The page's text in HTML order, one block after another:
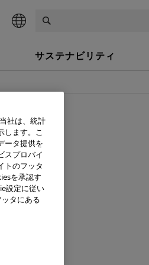
サステナビリティ
年11月25日
いたしま
です。ブ
社は、統計
します。こ
ータ提供を
スプロバイ
トのフッタ
を承認す
設定に従い
タにある